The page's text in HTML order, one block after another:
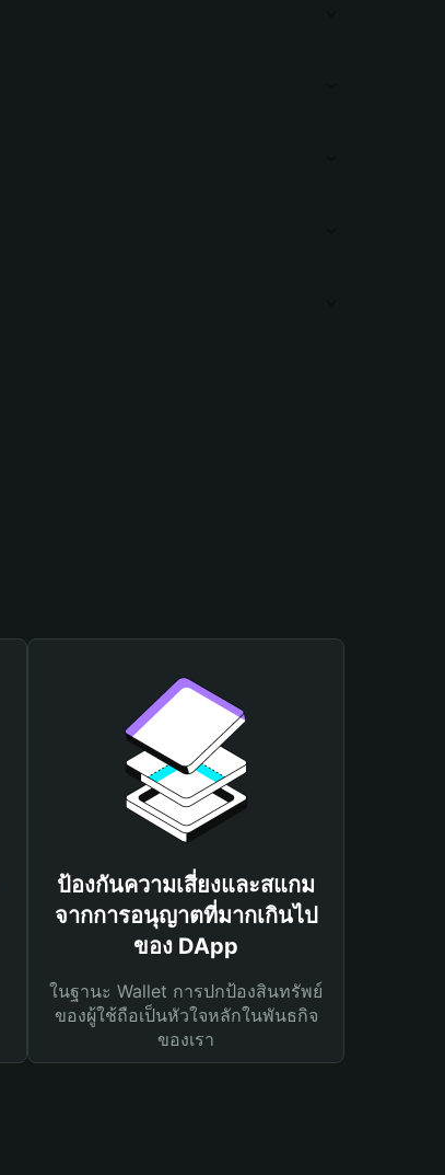
ป้องกันความเสี่ยงและสแกม
จากการอนุญาตที่มากเกินไป
ของ DApp
ในฐานะ Wallet การปกป้องสินทรัพย์
ของผู้ใช้ถือเป็นหัวใจหลักในพันธกิจ
ของเรา